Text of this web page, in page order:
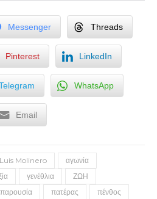
Messenger Threads
Pinterest LinkedIn
WhatsApp
Email
Molinero
αγωνία
γενέθλια
ΖΩΗ
παρουσία πατέρας πένθος